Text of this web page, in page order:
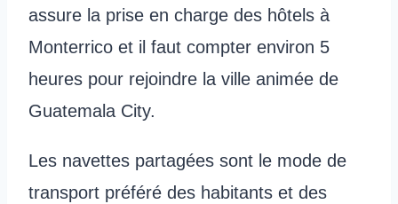
assure la prise en charge des hôtels à
Monterrico et il faut compter environ 5
heures pour rejoindre la ville animée de
Guatemala City.
Les navettes partagées sont le mode de
transport préféré des habitants et des